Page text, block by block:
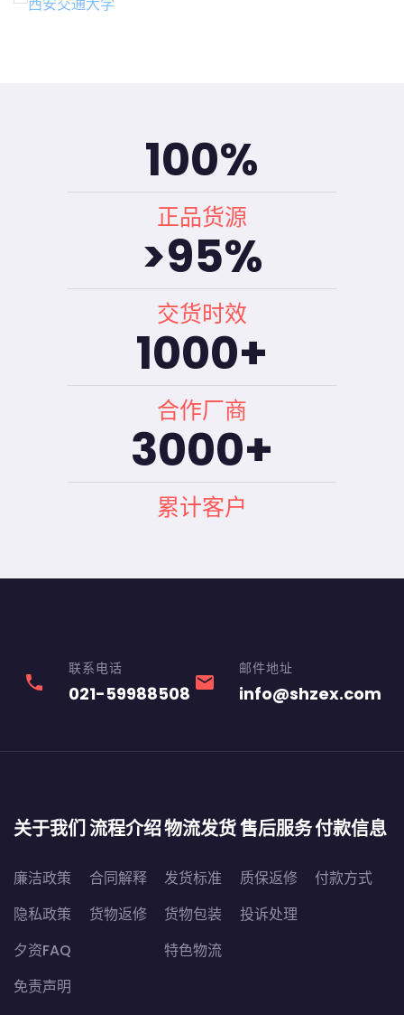
100%
正品货源
>95%
交货时效
1000+
合作厂商
3000+
累计客户
phone
联系电话
021-59988508 email
邮件地址
info@shzex.com
关于我们
廉洁政策
隐私政策
夕资FAQ
免责声明
流程介绍
合同解释
货物返修
物流发货
发货标准
货物包装
特色物流
售后服务
质保返修
投诉处理
付款信息
付款方式